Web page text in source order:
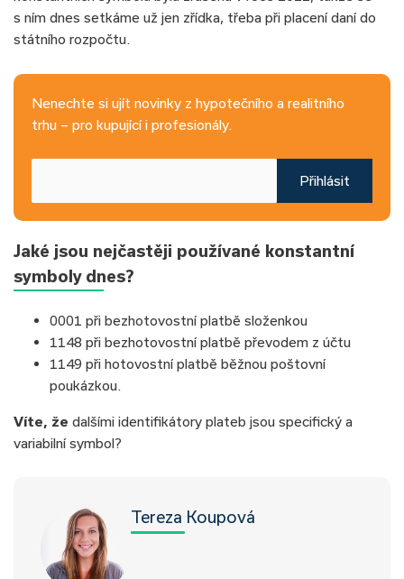
s ním dnes setkáme už jen zřídka, třeba při placení daní do
státního rozpočtu.
Nenechte si ujít novinky z hypotečního a realitního
trhu – pro kupující i profesionály.
Přihlásit
Jaké jsou nejčastěji používané konstantní
symboly dnes?
0001 při bezhotovostní platbě složenkou
1148 při bezhotovostní platbě převodem z účtu
1149 při hotovostní platbě běžnou poštovní
poukázkou.
Víte, že dalšími identifikátory plateb jsou specifický a
variabilní symbol?
Tereza Koupová